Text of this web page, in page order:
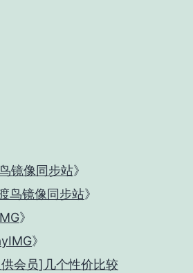
镜像同步站》
鸟镜像同步站》
》
》
会员]几个性价比较